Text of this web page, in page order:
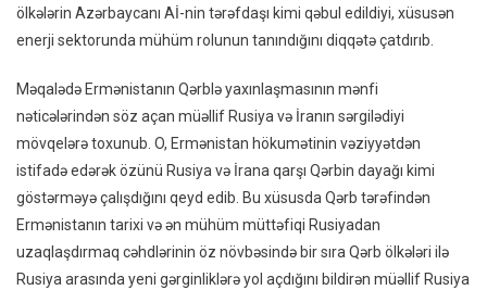
ölkələrin Azərbaycanı Aİ-nin tərəfdaşı kimi qəbul edildiyi, xüsusən
enerji sektorunda mühüm rolunun tanındığını diqqətə çatdırıb.
Məqalədə Ermənistanın Qərblə yaxınlaşmasının mənfi
nəticələrindən söz açan müəllif Rusiya və İranın sərgilədiyi
mövqelərə toxunub. O, Ermənistan hökumətinin vəziyyətdən
istifadə edərək özünü Rusiya və İrana qarşı Qərbin dayağı kimi
göstərməyə çalışdığını qeyd edib. Bu xüsusda Qərb tərəfindən
Ermənistanın tarixi və ən mühüm müttəfiqi Rusiyadan
uzaqlaşdırmaq cəhdlərinin öz növbəsində bir sıra Qərb ölkələri ilə
Rusiya arasında yeni gərginliklərə yol açdığını bildirən müəllif Rusiya